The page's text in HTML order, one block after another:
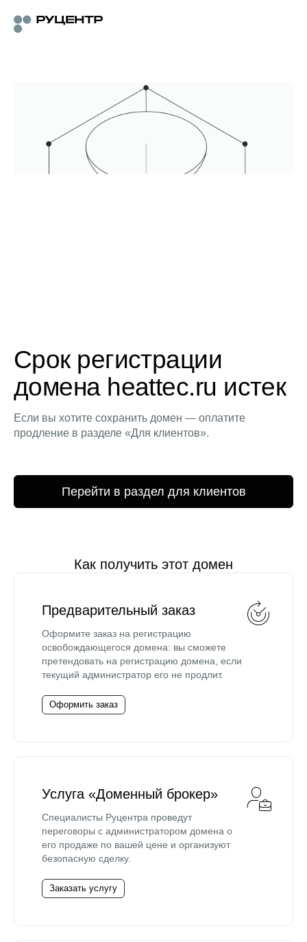
Срок регистрации
домена heattec.ru истек
Если вы хотите сохранить домен — оплатите
продление в разделе «Для клиентов».
Перейти в раздел для клиентов
Как получить этот домен
Предварительный заказ
Оформите заказ на регистрацию
освобождающегося домена: вы сможете
претендовать на регистрацию домена, если
текущий администратор его не продлит.
Оформить заказ
Услуга «Доменный брокер»
Специалисты Руцентра проведут
переговоры с администратором домена о
его продаже по вашей цене и организуют
безопасную сделку.
Заказать услугу